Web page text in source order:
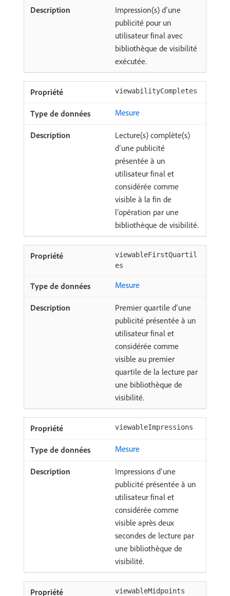
Impression(s) d’une
publicité pour un
utilisateur final avec
bibliothèque de visibilité
exécutée.
viewabilityCompletes
Mesure
Lecture(s) complète(s)
d’une publicité
présentée à un
utilisateur final et
considérée comme
visible à la fin de
l’opération par une
bibliothèque de visibilité.
viewableFirstQuartil
es
Mesure
Premier quartile d’une
publicité présentée à un
utilisateur final et
considérée comme
visible au premier
quartile de la lecture par
une bibliothèque de
visibilité.
viewableImpressions
Mesure
Impressions d’une
publicité présentée à un
utilisateur final et
considérée comme
visible après deux
secondes de lecture par
une bibliothèque de
visibilité.
viewableMidpoints